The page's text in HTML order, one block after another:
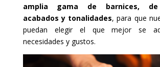
amplia gama de barnices, de
acabados y tonalidades, para que
puedan elegir el que mejor se
necesidades y gustos.